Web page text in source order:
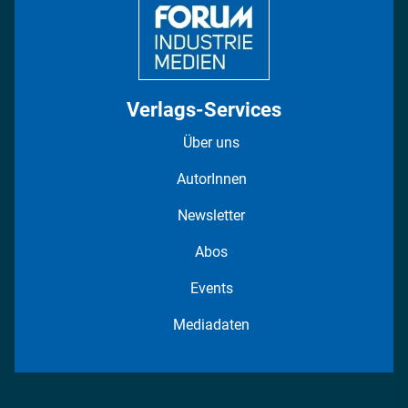
Verlags-Services
Über uns
AutorInnen
Newsletter
Abos
Events
Mediadaten